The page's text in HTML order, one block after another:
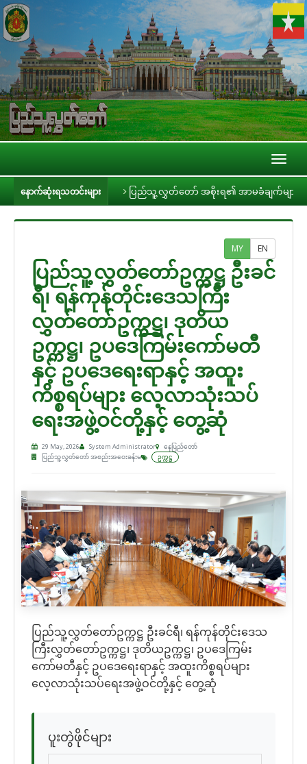
နောက်ဆုံးရသတင်းများ
ားနှင့် တွေ့ဆုံ ပြည်သူ့လွှတ်တော် အစိုးရ၏ အာမခံချက်များ၊ ကတိများနှ
MY EN
ပြည်သူ့လွှတ်တော်ဥက္ကဋ္ဌ ဦးခင်
ရီ၊ ရန်ကုန်တိုင်းဒေသကြီး
လွှတ်တော်ဥက္ကဋ္ဌ၊ ဒုတိယ
ဥက္ကဋ္ဌ၊ ဥပဒေကြမ်းကော်မတီ
နှင့် ဥပဒေရေးရာနှင့် အထူး
ကိစ္စရပ်များ လေ့လာသုံးသပ်
ရေးအဖွဲ့ဝင်တို့နှင့် တွေ့ဆုံ
29 May, 2026 System Administrator
နေပြည်တော်
ပြည်သူ့လွှတ်တော် အစည်းအဝေးခန်းမ
ဥက္ကဋ္ဌ
ပြည်သူ့လွှတ်တော်ဥက္ကဋ္ဌ ဦးခင်ရီ၊ ရန်ကုန်တိုင်းဒေသ
ကြီးလွှတ်တော်ဥက္ကဋ္ဌ၊ ဒုတိယဥက္ကဋ္ဌ၊ ဥပဒေကြမ်း
ကော်မတီနှင့် ဥပဒေရေးရာနှင့် အထူးကိစ္စရပ်များ
လေ့လာသုံးသပ်ရေးအဖွဲ့ဝင်တို့နှင့် တွေ့ဆုံ
ပူးတွဲဖိုင်များ